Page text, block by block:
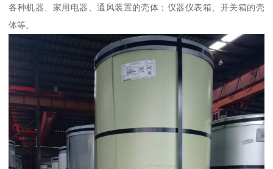
各种机器、家用电器、通风装置的壳体；仪器仪表箱、开关箱的壳
体等。